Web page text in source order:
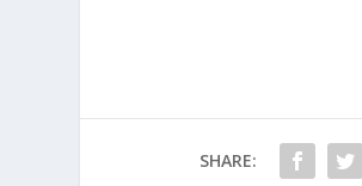
SHARE: